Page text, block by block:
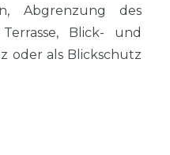
Abgrenzung des
Blick- und
oder als Blickschutz